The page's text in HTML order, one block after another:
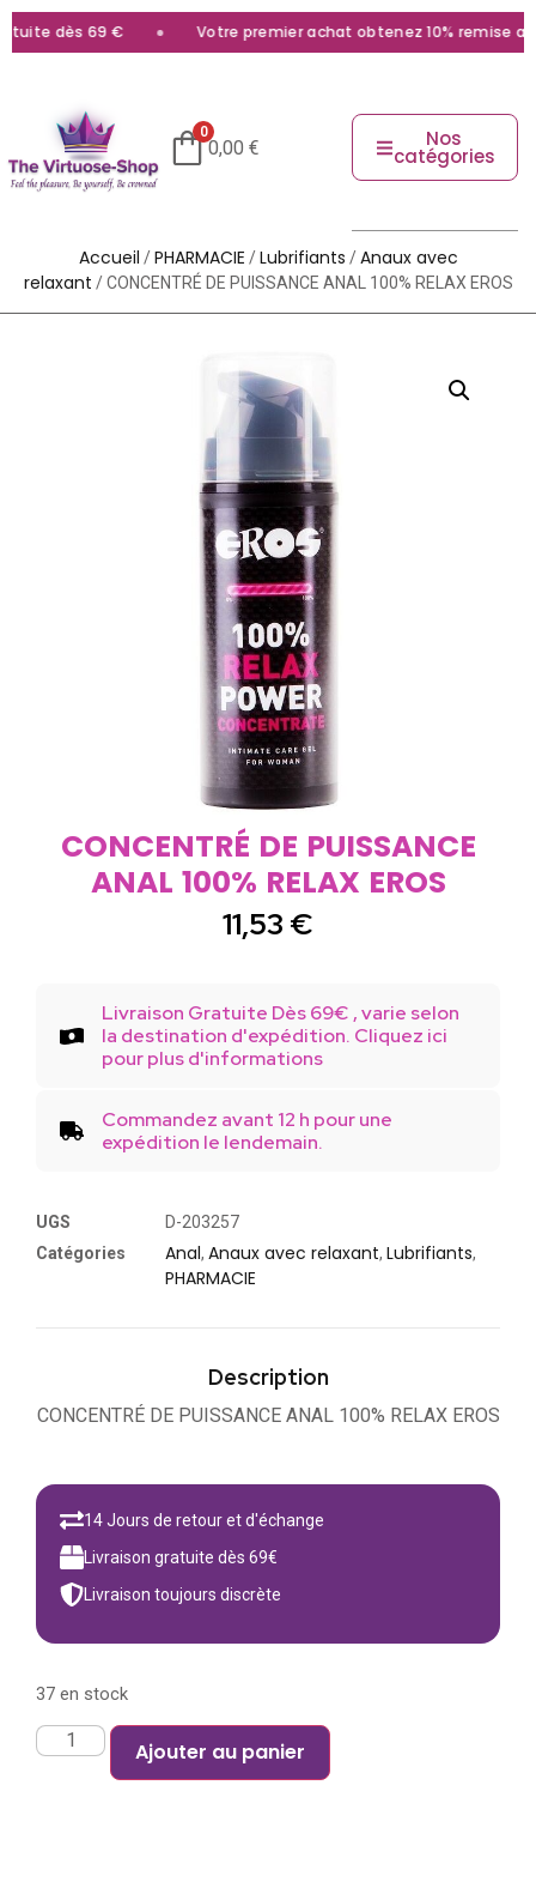
dès 69 € Votre premier achat obtenez 10% remise
0
0,00 € Nos
catégories
Accueil /PHARMACIE /Lubrifiants /Anaux avec
relaxant / CONCENTRÉ DE PUISSANCE ANAL 100% RELAX EROS
CONCENTRÉ DE PUISSANCE
ANAL 100% RELAX EROS
11,53 €
Livraison Gratuite Dès 69€ , varie selon
la destination d'expédition. Cliquez ici
pour plus d'informations
Commandez avant 12 h pour une
expédition le lendemain.
UGS
D-203257
Catégories
Anal, Anaux avec relaxant, Lubrifiants,
PHARMACIE
Description
CONCENTRÉ DE PUISSANCE ANAL 100% RELAX EROS
14 Jours de retour et d'échange
Livraison gratuite dès 69€
Livraison toujours discrète
37 en stock
Ajouter au panier